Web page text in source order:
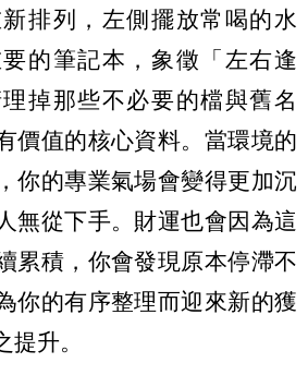
排列，左側擺放常喝的水
的筆記本，象徵「左右逢
掉那些不必要的檔與舊名
價值的核心資料。當環境的
你的專業氣場會變得更加沉
無從下手。財運也會因為這
累積，你會發現原本停滯不
你的有序整理而迎來新的獲
升。